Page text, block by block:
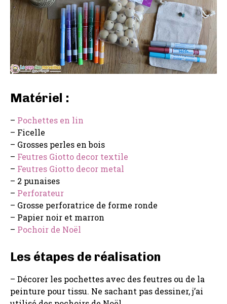
Matériel :
– Pochettes en lin
– Ficelle
– Grosses perles en bois
– Feutres Giotto decor textile
– Feutres Giotto decor metal
– 2 punaises
– Perforateur
– Grosse perforatrice de forme ronde
– Papier noir et marron
– Pochoir de Noël
Les étapes de réalisation
– Décorer les pochettes avec des feutres ou de la
peinture pour tissu. Ne sachant pas dessiner, j’ai